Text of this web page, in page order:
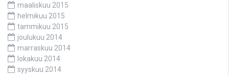
maaliskuu 2015
helmikuu 2015
tammikuu 2015
joulukuu 2014
marraskuu 2014
lokakuu 2014
syyskuu 2014